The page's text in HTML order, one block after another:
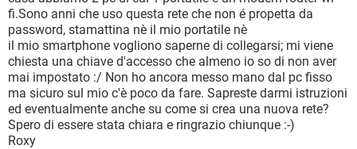
HARDWARE
INSTAGRAM WHATSAPP
TIKTOK FACEBOOK
HARDWARE
iOS WINDOWS 10
INSTAGRAM WHATSAPP
TIKTOK FACEBOOK
HARDWARE
fi.Sono anni che uso questa rete che non é propetta da
password, stamattina nè il mio portatile nè
il mio smartphone vogliono saperne di collegarsi; mi viene
chiesta una chiave d'accesso che almeno io so di non aver
mai impostato :/ Non ho ancora messo mano dal pc fisso
ma sicuro sul mio c'è poco da fare. Sapreste darmi istruzioni
ed eventualmente anche su come si crea una nuova rete?
Spero di essere stata chiara e ringrazio chiunque :-)
Roxy